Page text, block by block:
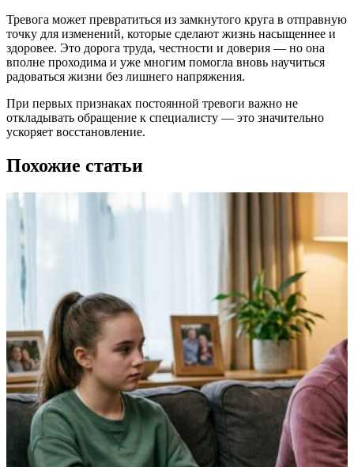
Тревога может превратиться из замкнутого круга в отправную
точку для изменений, которые сделают жизнь насыщеннее и
здоровее. Это дорога труда, честности и доверия — но она
вполне проходима и уже многим помогла вновь научиться
радоваться жизни без лишнего напряжения.
При первых признаках постоянной тревоги важно не
откладывать обращение к специалисту — это значительно
ускоряет восстановление.
Похожие статьи